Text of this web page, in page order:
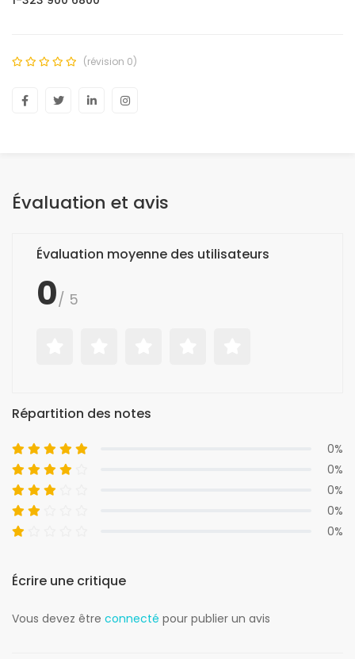
(révision 0)
Évaluation et avis
Évaluation moyenne des utilisateurs
0/ 5
Répartition des notes
0%
0%
0%
0%
0%
Écrire une critique
Vous devez être connecté pour publier un avis